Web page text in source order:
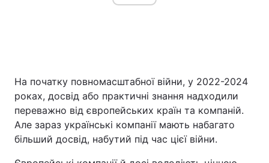
На початку повномасштабної війни, у 2022-2024
роках, досвід або практичні знання надходили
переважно від європейських країн та компаній.
Але зараз українські компанії мають набагато
більший досвід, набутий під час цієї війни.